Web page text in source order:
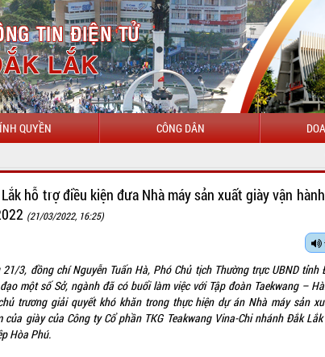
QUYỀN CÔNG DÂN
CHÀO MỪNG ĐẾN
hỗ trợ điều kiện đưa Nhà máy sản xuất giày vận
(21/03/2022, 16:25)
21/3, đồng chí Nguyễn Tuấn Hà, Phó Chủ tịch Thường trực UBND tỉnh
một số Sở, ngành đã có buổi làm việc với Tập đoàn Taekwang –
trương giải quyết khó khăn trong thực hiện dự án Nhà máy sản
của giày của Công ty Cổ phần TKG Teakwang Vina-Chi nhánh Đắk
Hòa Phú.